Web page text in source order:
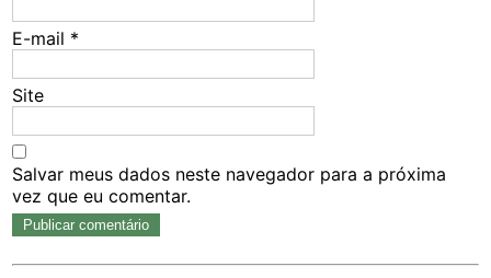
E-mail *
Site
Salvar meus dados neste navegador para a próxima
vez que eu comentar.